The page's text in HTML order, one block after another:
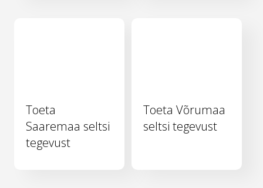
Toeta
Saaremaa seltsi
tegevust
Toeta Võrumaa
seltsi tegevust